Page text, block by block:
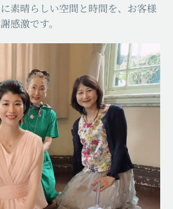
素晴らしい空間と時間を、お客様
感激です。